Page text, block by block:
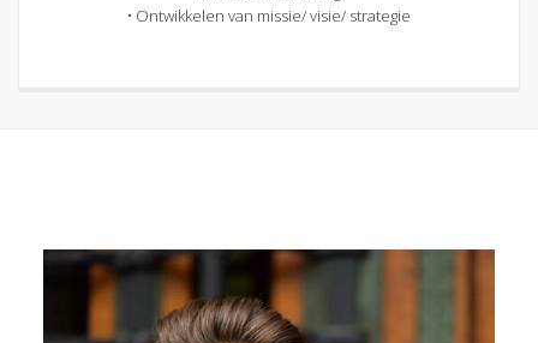
• Ontwikkelen van missie/ visie/ strategie